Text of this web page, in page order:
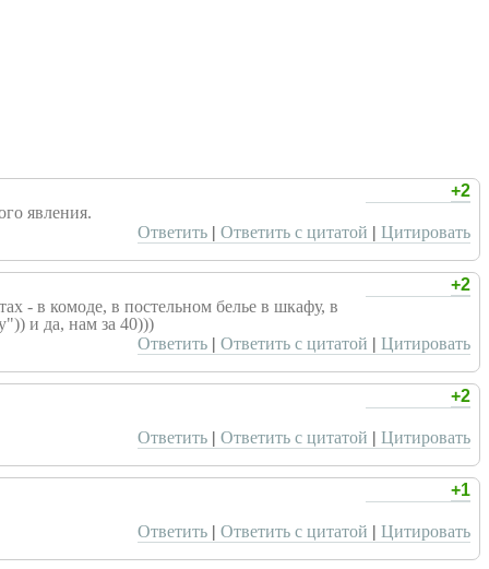
+2
явления.
Ответить | Ответить с цитатой | Цитировать
+2
- в комоде, в постельном белье в шкафу, в
и да, нам за 40)))
Ответить | Ответить с цитатой | Цитировать
+2
Ответить | Ответить с цитатой | Цитировать
+1
Ответить | Ответить с цитатой | Цитировать